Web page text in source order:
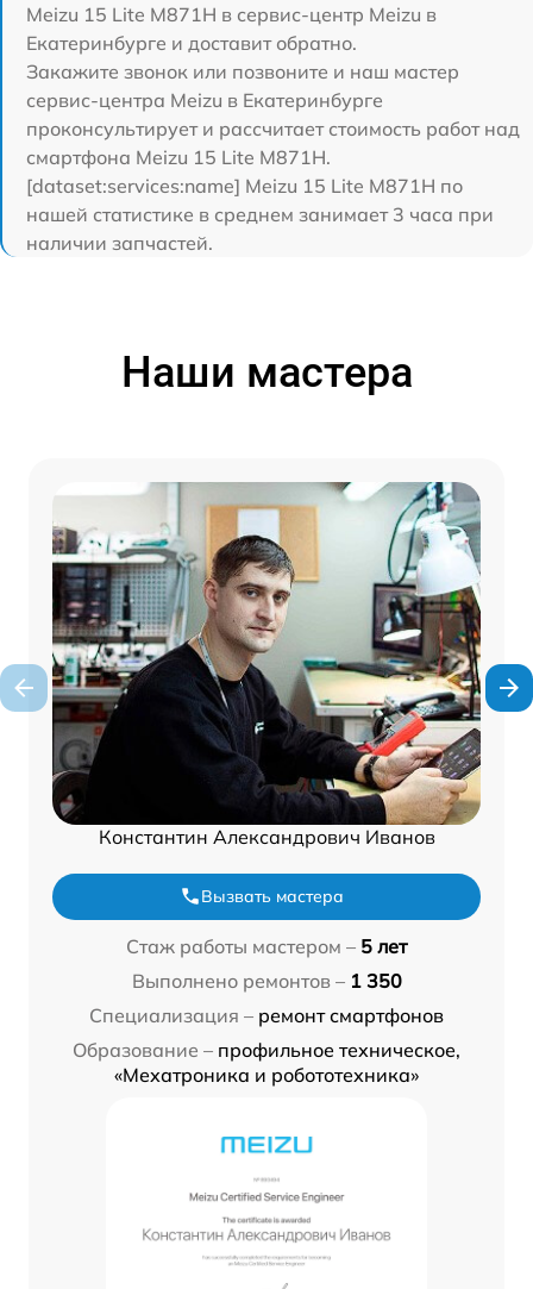
Meizu 15 Lite M871H в сервис-центр Meizu в
Екатеринбурге и доставит обратно.
Закажите звонок или позвоните и наш мастер
сервис-центра Meizu в Екатеринбурге
проконсультирует и рассчитает стоимость работ над
смартфона Meizu 15 Lite M871H.
[dataset:services:name] Meizu 15 Lite M871H по
нашей статистике в среднем занимает 3 часа при
наличии запчастей.
Наши мастера
Константин Александрович Иванов
Вызвать мастера
Стаж работы мастером – 5 лет
Выполнено ремонтов – 1 350
Специализация – ремонт смартфонов
Образование – профильное техническое,
«Мехатроника и робототехника»